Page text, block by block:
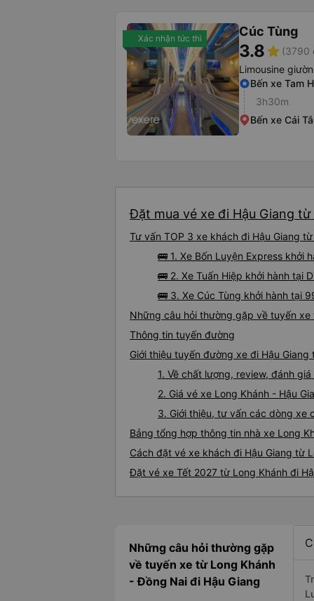
Xác nhận tức thì Cúc Tùng
3.8star (3790
Limousine
Bến xe Tam
3h30m
Bến xe Cái
Đặt mua vé xe đi Hậu Giang
Tư vấn TOP 3 xe khách đi Hậu Giang
🚌 1. Xe Bốn Luyện Express khởi
🚌 2. Xe Tuấn Hiệp khởi hành tại
🚌 3. Xe Cúc Tùng khởi hành tại
Những câu hỏi thường gặp về tuyến xe
Thông tin tuyến đường
Giới thiệu tuyến đường xe đi Hậu Giang
1. Về chất lượng, review, đánh
2. Giá vé xe Long Khánh - Hậu
3. Giới thiệu, tư vấn các dòng xe
Bảng tổng hợp thông tin nhà xe Long
Cách đặt vé xe khách đi Hậu Giang từ
Đặt vé xe Tết 2027 từ Long Khánh đi
Những câu hỏi thường gặp
về tuyến xe từ Long Khánh
- Đồng Nai đi Hậu Giang